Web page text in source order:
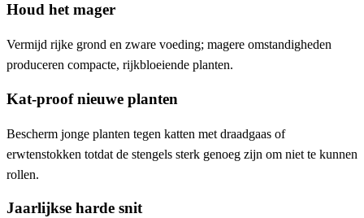
Houd het mager
Vermijd rijke grond en zware voeding; magere omstandigheden
produceren compacte, rijkbloeiende planten.
Kat-proof nieuwe planten
Bescherm jonge planten tegen katten met draadgaas of
erwtenstokken totdat de stengels sterk genoeg zijn om niet te kunnen
rollen.
Jaarlijkse harde snit